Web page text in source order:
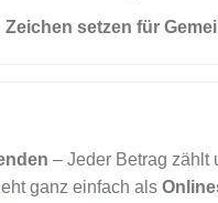
Zeichen setzen für
– Jeder Betrag zählt
ganz einfach als